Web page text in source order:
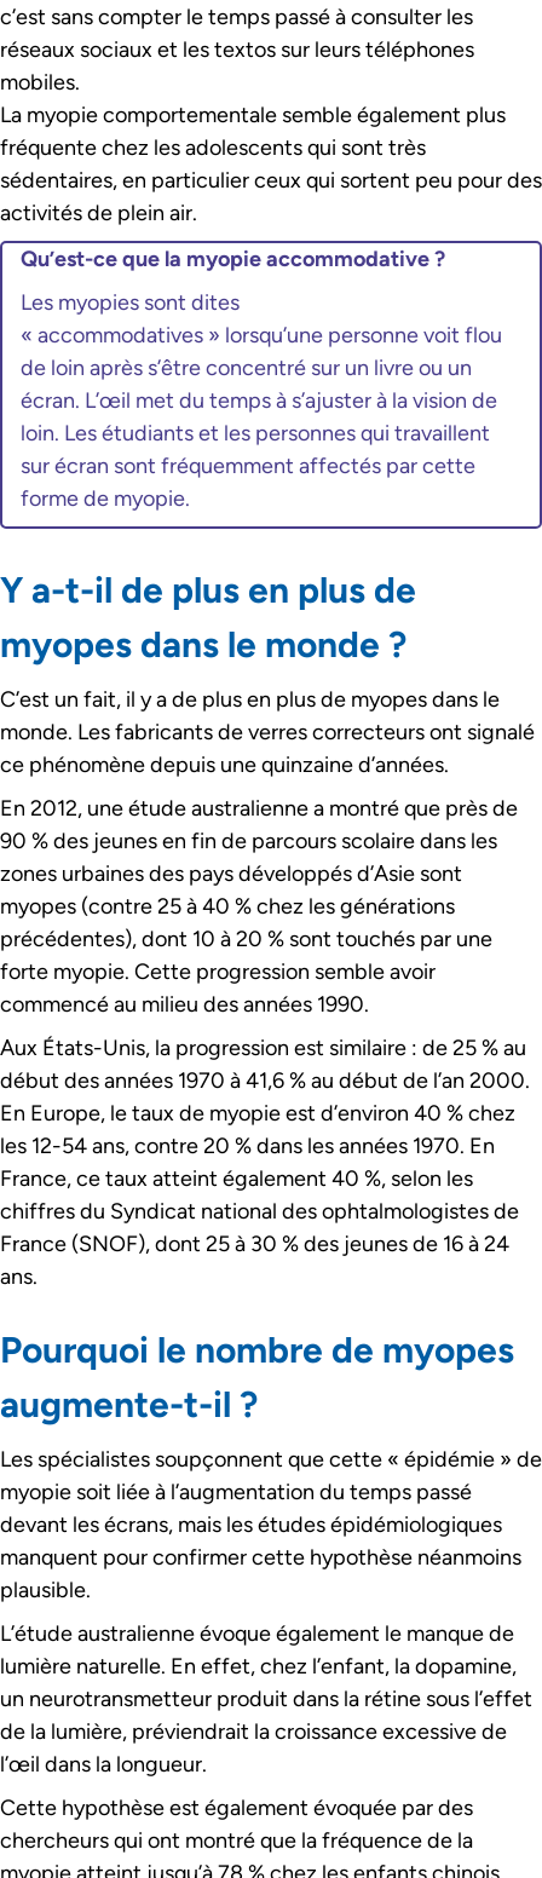
c’est sans compter le temps passé à consulter les
réseaux sociaux et les textos sur leurs téléphones
mobiles.
La myopie comportementale semble également plus
fréquente chez les adolescents qui sont très
sédentaires, en particulier ceux qui sortent peu pour des
activités de plein air.
Qu’est-ce que la myopie accommodative ?
Les myopies sont dites
« accommodatives » lorsqu’une personne voit flou
de loin après s’être concentré sur un livre ou un
écran. L’œil met du temps à s’ajuster à la vision de
loin. Les étudiants et les personnes qui travaillent
sur écran sont fréquemment affectés par cette
forme de myopie.
Y a-t-il de plus en plus de
myopes dans le monde ?
C’est un fait, il y a de plus en plus de myopes dans le
monde. Les fabricants de verres correcteurs ont signalé
ce phénomène depuis une quinzaine d’années.
En 2012, une étude australienne a montré que près de
90 % des jeunes en fin de parcours scolaire dans les
zones urbaines des pays développés d’Asie sont
myopes (contre 25 à 40 % chez les générations
précédentes), dont 10 à 20 % sont touchés par une
forte myopie. Cette progression semble avoir
commencé au milieu des années 1990.
Aux États-Unis, la progression est similaire : de 25 % au
début des années 1970 à 41,6 % au début de l’an 2000.
En Europe, le taux de myopie est d’environ 40 % chez
les 12-54 ans, contre 20 % dans les années 1970. En
France, ce taux atteint également 40 %, selon les
chiffres du Syndicat national des ophtalmologistes de
France (SNOF), dont 25 à 30 % des jeunes de 16 à 24
ans.
Pourquoi le nombre de myopes
augmente-t-il ?
Les spécialistes soupçonnent que cette « épidémie » de
myopie soit liée à l’augmentation du temps passé
devant les écrans, mais les études épidémiologiques
manquent pour confirmer cette hypothèse néanmoins
plausible.
L’étude australienne évoque également le manque de
lumière naturelle. En effet, chez l’enfant, la dopamine,
un neurotransmetteur produit dans la rétine sous l’effet
de la lumière, préviendrait la croissance excessive de
l’œil dans la longueur.
Cette hypothèse est également évoquée par des
chercheurs qui ont montré que la fréquence de la